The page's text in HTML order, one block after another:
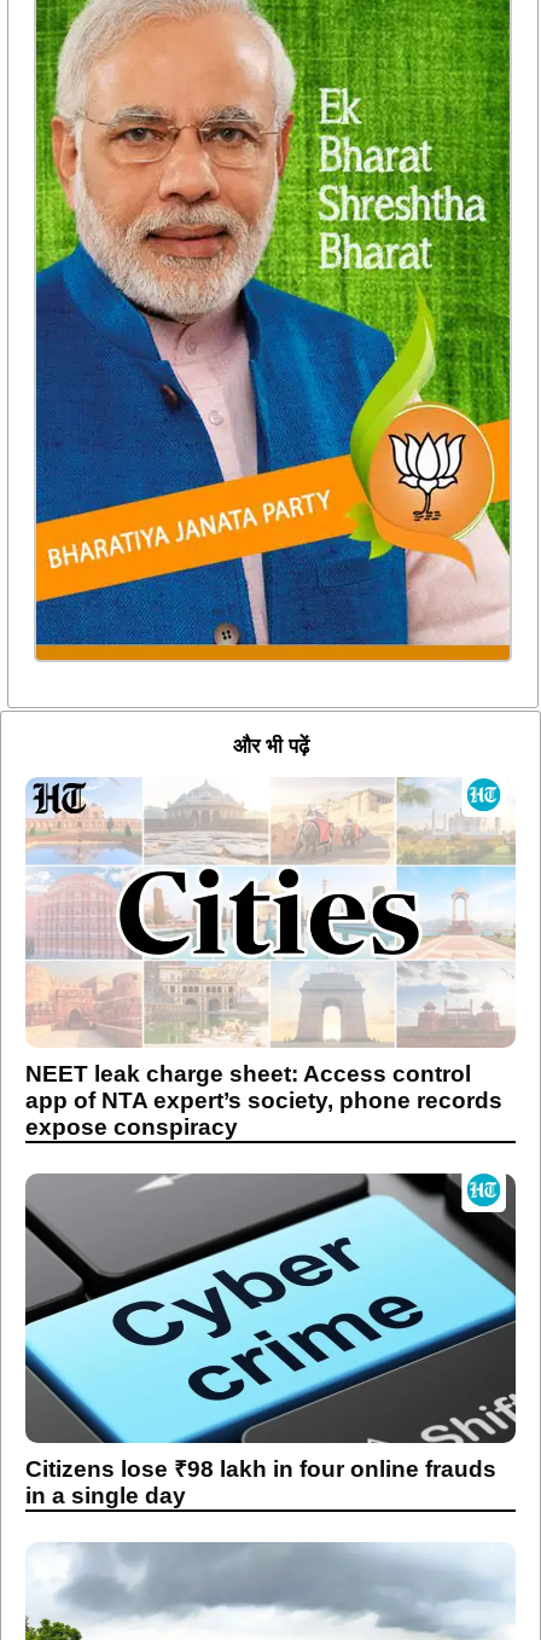
और भी पढ़ें
NEET leak charge sheet: Access control
app of NTA expert’s society, phone records
expose conspiracy
Citizens lose ₹98 lakh in four online frauds
in a single day